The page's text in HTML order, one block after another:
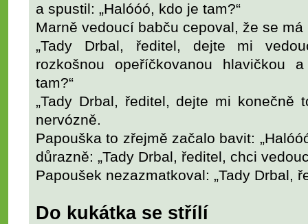
a spustil: „Halóóó, kdo je tam?“
Marně vedoucí babču cepoval, že se
„Tady Drbal, ředitel, dejte mi
rozkošnou opeříčkovanou hlavičkou
tam?“
„Tady Drbal, ředitel, dejte mi konečně
nervózně.
Papouška to zřejmě začalo bavit:
důrazně: „Tady Drbal, ředitel, chci
Papoušek nezazmatkoval: „Tady Drbal,
Do kukátka se střílí